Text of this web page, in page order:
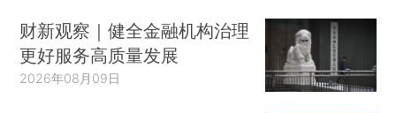
财新观察｜健全金融机构治理
更好服务高质量发展
2026年08月09日